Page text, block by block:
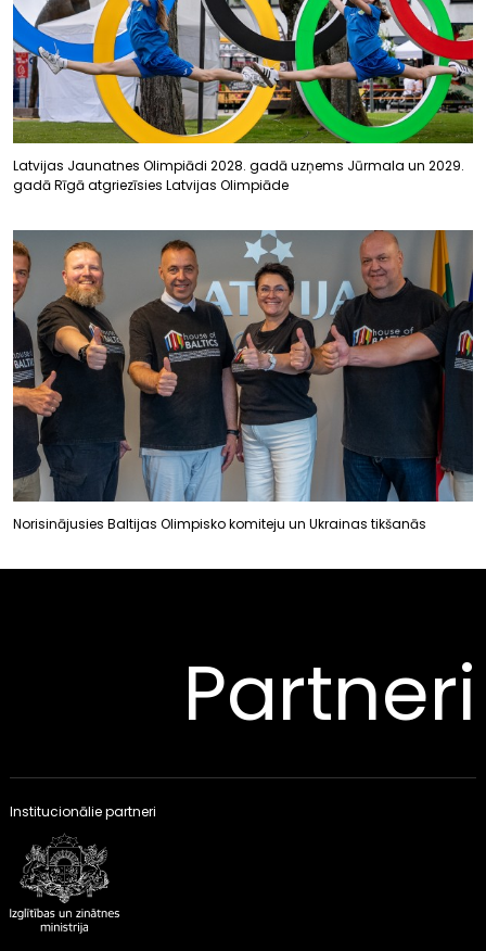
Latvijas Jaunatnes Olimpiādi 2028. gadā uzņems Jūrmala un 2029.
gadā Rīgā atgriezīsies Latvijas Olimpiāde
Norisinājusies Baltijas Olimpisko komiteju un Ukrainas tikšanās
Partneri
Institucionālie partneri